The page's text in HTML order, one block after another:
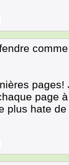
page
plus hate